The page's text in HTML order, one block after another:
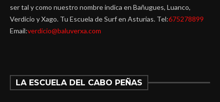
ser tal y como nuestro nombre indica en Bañugues, Luanco,
Verdicio y Xago. Tu Escuela de Surf en Asturias. Tel:675278899
Email:verdicio@baluverxa.com
LA ESCUELA DEL CABO PEÑAS